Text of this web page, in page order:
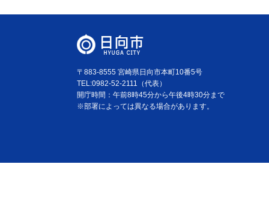
〒883-8555 宮崎県日向市本町10番5号
TEL:0982-52-2111（代表）
開庁時間：午前8時45分から午後4時30分まで
※部署によっては異なる場合があります。